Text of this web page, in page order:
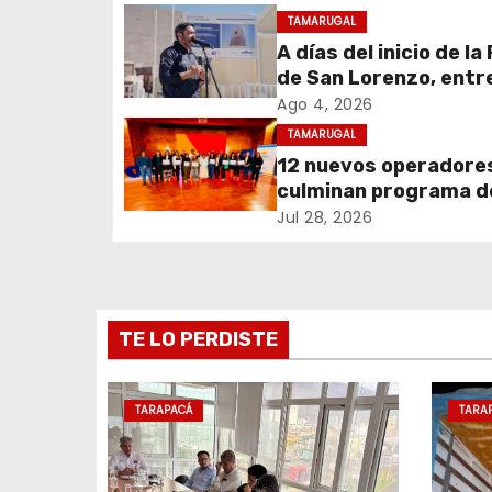
g
a
c
i
ó
e
e
n
t
TAMARUGAL
A días del inicio de la
de San Lorenzo,
obras de emergencia
resguardar su
campanario
Ago 4, 2026
TAMARUGAL
12 nuevos
culminan programa
formación impulsado
Jul 28, 2026
TE LO PERDISTE
TARAPACÁ